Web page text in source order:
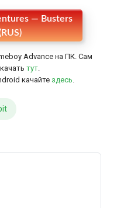
— Busters
Advance на ПК. Сам
тут.
качайте здесь.